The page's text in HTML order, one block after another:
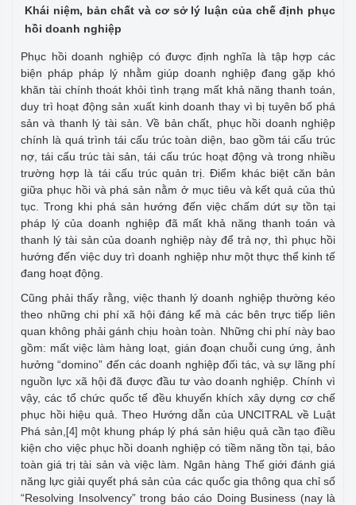
Khái niệm, bản chất và cơ sở lý luận của chế định phục
hồi doanh nghiệp
Phục hồi doanh nghiệp có được định nghĩa là tập hợp các
biện pháp pháp lý nhằm giúp doanh nghiệp đang gặp khó
khăn tài chính thoát khỏi tình trạng mất khả năng thanh toán,
duy trì hoạt động sản xuất kinh doanh thay vì bị tuyên bố phá
sản và thanh lý tài sản. Về bản chất, phục hồi doanh nghiệp
chính là quá trình tái cấu trúc toàn diện, bao gồm tái cấu trúc
nợ, tái cấu trúc tài sản, tái cấu trúc hoạt động và trong nhiều
trường hợp là tái cấu trúc quản trị. Điểm khác biệt căn bản
giữa phục hồi và phá sản nằm ở mục tiêu và kết quả của thủ
tục. Trong khi phá sản hướng đến việc chấm dứt sự tồn tại
pháp lý của doanh nghiệp đã mất khả năng thanh toán và
thanh lý tài sản của doanh nghiệp này để trả nợ, thì phục hồi
hướng đến việc duy trì doanh nghiệp như một thực thể kinh tế
đang hoạt động.
Cũng phải thấy rằng, việc thanh lý doanh nghiệp thường kéo
theo những chi phí xã hội đáng kể mà các bên trực tiếp liên
quan không phải gánh chịu hoàn toàn. Những chi phí này bao
gồm: mất việc làm hàng loạt, gián đoạn chuỗi cung ứng, ảnh
hưởng “domino” đến các doanh nghiệp đối tác, và sự lãng phí
nguồn lực xã hội đã được đầu tư vào doanh nghiệp. Chính vì
vậy, các tổ chức quốc tế đều khuyến khích xây dựng cơ chế
phục hồi hiệu quả. Theo Hướng dẫn của UNCITRAL về Luật
Phá sản, [4] một khung pháp lý phá sản hiệu quả cần tạo điều
kiện cho việc phục hồi doanh nghiệp có tiềm năng tồn tại, bảo
toàn giá trị tài sản và việc làm. Ngân hàng Thế giới đánh giá
năng lực giải quyết phá sản của các quốc gia thông qua chỉ số
“Resolving Insolvency” trong báo cáo Doing Business (nay là